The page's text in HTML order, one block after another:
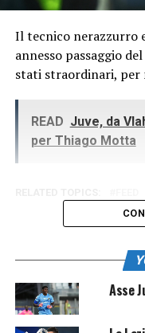
Il tecnico nerazzurro
annesso passaggio
stati straordinari, per
READ Juve, da
per Thiago Motta
Asse